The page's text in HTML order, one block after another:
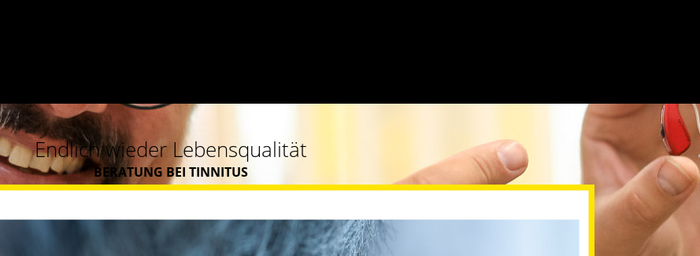
Endlich wieder Lebensqualität
BERATUNG BEI TINNITUS